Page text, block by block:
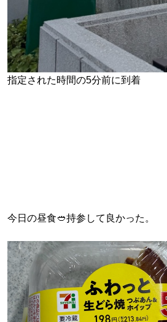
指定された時間の5分前に到着
今日の昼食🥙持参して良かった。